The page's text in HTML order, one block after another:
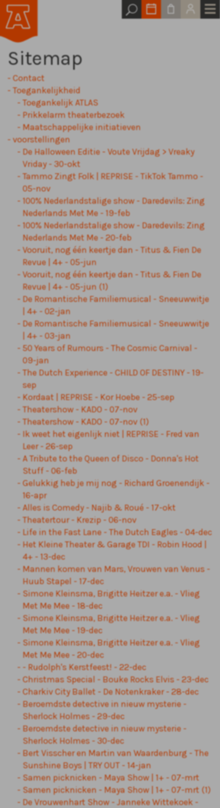
Sitemap
Contact
Toegankelijkheid
Toegankelijk ATLAS
Prikkelarm theaterbezoek
Maatschappelijke initiatieven
voorstellingen
De Halloween Editie - Voute Vrijdag > Vreaky
Vriday - 30-okt
Tammo Zingt Folk | REPRISE - TikTok Tammo -
05-nov
100% Nederlandstalige show - Daredevils: Zing
Nederlands Met Me - 19-feb
100% Nederlandstalige show - Daredevils: Zing
Nederlands Met Me - 20-feb
Vooruit, nog één keertje dan - Titus & Fien De
Revue | 4+ - 05-jun
Vooruit, nog één keertje dan - Titus & Fien De
Revue | 4+ - 05-jun (1)
De Romantische Familiemusical - Sneeuwwitje
| 4+ - 02-jan
De Romantische Familiemusical - Sneeuwwitje
| 4+ - 03-jan
50 Years of Rumours - The Cosmic Carnival -
09-jan
The Dutch Experience - CHILD OF DESTINY - 19-
sep
Kordaat | REPRISE - Kor Hoebe - 25-sep
Theatershow - KADO - 07-nov
Theatershow - KADO - 07-nov (1)
Ik weet het eigenlijk niet | REPRISE - Fred van
Leer - 26-sep
A Tribute to the Queen of Disco - Donna's Hot
Stuff - 06-feb
Gelukkig heb je mij nog - Richard Groenendijk -
16-apr
Alles is Comedy - Najib & Roué - 17-okt
Theatertour - Krezip - 06-nov
Life in the Fast Lane - The Dutch Eagles - 04-dec
Het Kleine Theater & Garage TDI - Robin Hood |
4+ - 13-dec
Mannen komen van Mars, Vrouwen van Venus -
Huub Stapel - 17-dec
Simone Kleinsma, Brigitte Heitzer e.a. - Vlieg
Met Me Mee - 18-dec
Simone Kleinsma, Brigitte Heitzer e.a. - Vlieg
Met Me Mee - 19-dec
Simone Kleinsma, Brigitte Heitzer e.a. - Vlieg
Met Me Mee - 20-dec
- Rudolph's Kerstfeest! - 22-dec
Christmas Special - Bouke Rocks Elvis - 23-dec
Charkiv City Ballet - De Notenkraker - 28-dec
Beroemdste detective in nieuw mysterie -
Sherlock Holmes - 29-dec
Beroemdste detective in nieuw mysterie -
Sherlock Holmes - 30-dec
Bert Visscher en Martin van Waardenburg - The
Sunshine Boys | TRY OUT - 14-jan
Samen picknicken - Maya Show | 1+ - 07-mrt
Samen picknicken - Maya Show | 1+ - 07-mrt (1)
De Vrouwenhart Show - Janneke Wittekoek -